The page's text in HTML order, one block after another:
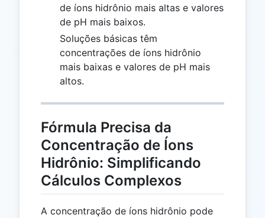
de íons hidrônio mais altas e valores
de pH mais baixos.
Soluções básicas têm
concentrações de íons hidrônio
mais baixas e valores de pH mais
altos.
Fórmula Precisa da
Concentração de Íons
Hidrônio: Simplificando
Cálculos Complexos
A concentração de íons hidrônio pode